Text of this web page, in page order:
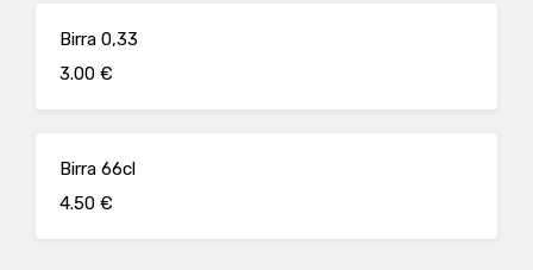
Birra 0,33
3.00 €
Birra 66cl
4.50 €